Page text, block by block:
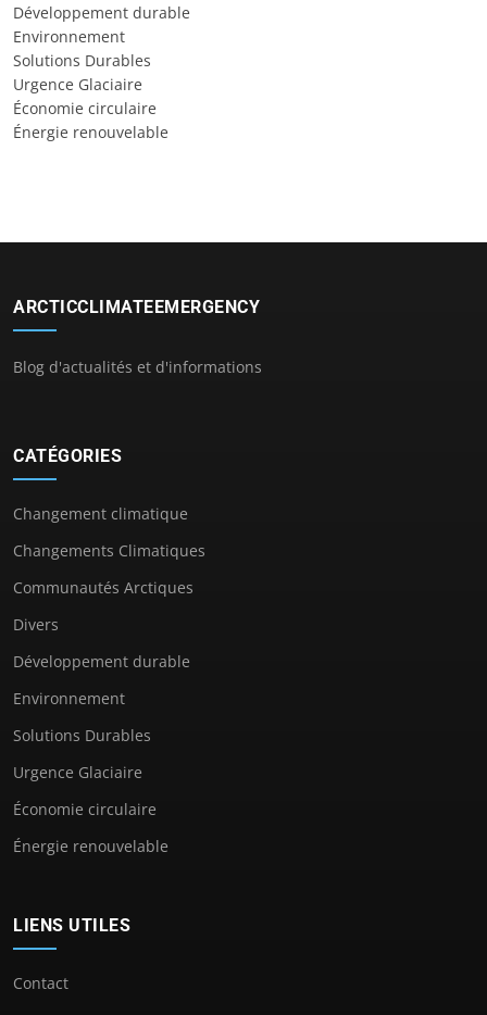
Développement durable
Environnement
Solutions Durables
Urgence Glaciaire
Économie circulaire
Énergie renouvelable
ARCTICCLIMATEEMERGENCY
Blog d'actualités et d'informations
CATÉGORIES
Changement climatique
Changements Climatiques
Communautés Arctiques
Divers
Développement durable
Environnement
Solutions Durables
Urgence Glaciaire
Économie circulaire
Énergie renouvelable
LIENS UTILES
Contact